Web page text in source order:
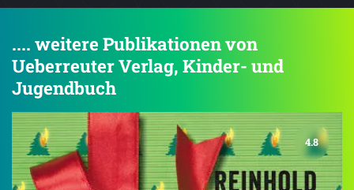
.... weitere Publikationen von
Ueberreuter Verlag, Kinder- und
Jugendbuch
4.8